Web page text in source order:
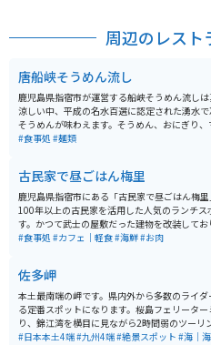
周辺のレスト
唐船峡そうめん流し
鹿児島県指宿市が運営する船峡そうめん流し
涼しい中、平成の名水百選に認定された湧水
そうめんが味わえます。そうめん、おにぎり
焼き、鯉こく、鯉のあらいがセットのA定食が一
#食事処 #麺類
古民家で昼ごはん梅里
鹿児島県指宿市にある「古民家で昼ごはん梅
100年以上の古民家を活用した人気のランチス
す。かつて武士の屋敷だった建物を改装して
がらの家具や落ち着いた和の空間の中で食事を
評判です。目の前には錦江湾を望む景色が広が
たりとした時間を過ごせるのも魅力。予約はで
順での案内のため、観光シーズンは早めの訪問
めです。 駐車場もあるため、指宿周辺をツーリングする
ライダーのランチ休憩にも立ち寄りやすい場
#食事処 #カフェ｜軽食#海鮮#お肉
佐多岬
本土最南端の岬です。県内外から多数のライ
る定番スポットになります。桜島フェリーター
り、錦江湾を横目に見ながら2時間弱のツーリ
しめます。 晴れの日であれば肉眼で種子島・屋久島など
#日本本土4端#九州4端#絶景スポット #海｜